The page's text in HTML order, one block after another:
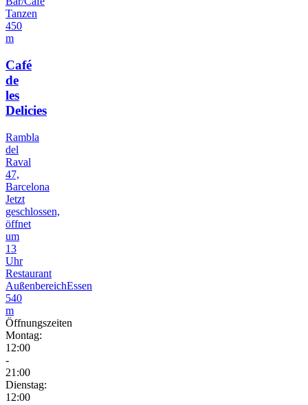
Tanzen
450
m
Café
de
les
Delicies
Rambla
del
Raval
47,
Barcelona
Jetzt
geschlossen,
öffnet
um
13
Uhr
Restaurant
AußenbereichEssen
540
m
Öffnungszeiten
Montag:
12:00
-
21:00
Dienstag:
12:00